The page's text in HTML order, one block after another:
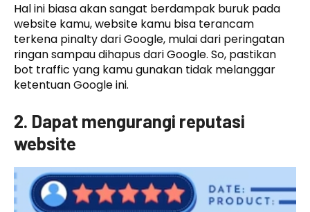
Hal ini biasa akan sangat berdampak buruk pada
website kamu, website kamu bisa terancam
terkena pinalty dari Google, mulai dari peringatan
ringan sampau dihapus dari Google. So, pastikan
bot traffic yang kamu gunakan tidak melanggar
ketentuan Google ini.
2. Dapat mengurangi reputasi
website